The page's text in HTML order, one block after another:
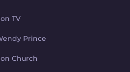
TV
Prince
Church